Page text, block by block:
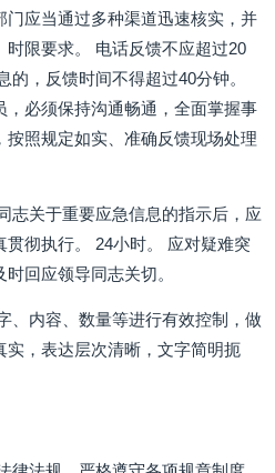
应当通过多种渠道迅速核实，并
限要求。 电话反馈不应超过20
，反馈时间不得超过40分钟。
必须保持沟通畅通，全面掌握事
照规定如实、准确反馈现场处理
志关于重要应急信息的指示后，应
彻执行。 24小时。 应对疑难突
回应领导同志关切。
、内容、数量等进行有效控制，做
，表达层次清晰，文字简明扼